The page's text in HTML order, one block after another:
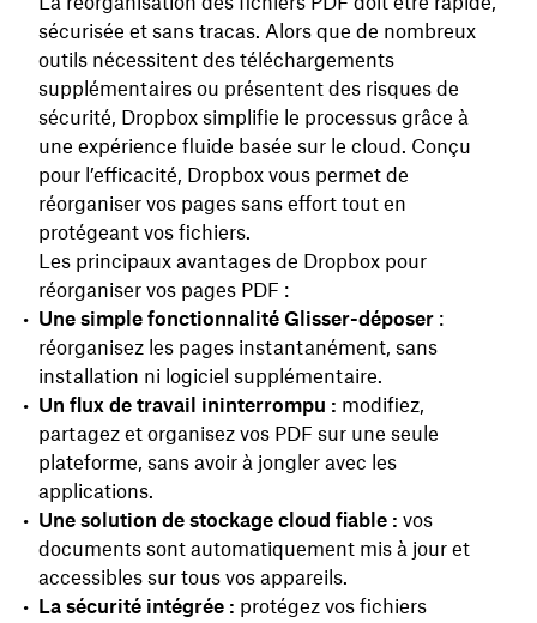
sécurisée et sans tracas. Alors que de nombreux
outils nécessitent des téléchargements
supplémentaires ou présentent des risques de
sécurité, Dropbox simplifie le processus grâce à
une expérience fluide basée sur le cloud. Conçu
pour l’efficacité, Dropbox vous permet de
réorganiser vos pages sans effort tout en
protégeant vos fichiers.
Les principaux avantages de Dropbox pour
réorganiser vos pages PDF :
Une simple fonctionnalité Glisser-déposer :
réorganisez les pages instantanément, sans
installation ni logiciel supplémentaire.
Un flux de travail ininterrompu : modifiez,
partagez et organisez vos PDF sur une seule
plateforme, sans avoir à jongler avec les
applications.
Une solution de stockage cloud fiable : vos
documents sont automatiquement mis à jour et
accessibles sur tous vos appareils.
La sécurité intégrée : protégez vos fichiers